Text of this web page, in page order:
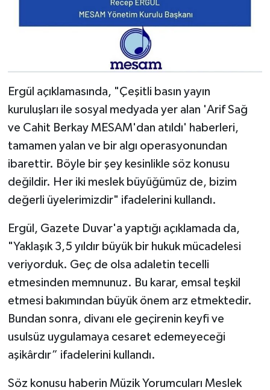
Ergül açıklamasında, "Çeşitli basın yayın
kuruluşları ile sosyal medyada yer alan 'Arif Sağ
ve Cahit Berkay MESAM'dan atıldı' haberleri,
tamamen yalan ve bir algı operasyonundan
ibarettir. Böyle bir şey kesinlikle söz konusu
değildir. Her iki meslek büyüğümüz de, bizim
değerli üyelerimizdir" ifadelerini kullandı.
Ergül, Gazete Duvar'a yaptığı açıklamada da,
"Yaklaşık 3,5 yıldır büyük bir hukuk mücadelesi
veriyorduk. Geç de olsa adaletin tecelli
etmesinden memnunuz. Bu karar, emsal teşkil
etmesi bakımından büyük önem arz etmektedir.
Bundan sonra, divanı ele geçirenin keyfi ve
usulsüz uygulamaya cesaret edemeyeceği
aşikârdır” ifadelerini kullandı.
Söz konusu haberin Müzik Yorumcuları Meslek